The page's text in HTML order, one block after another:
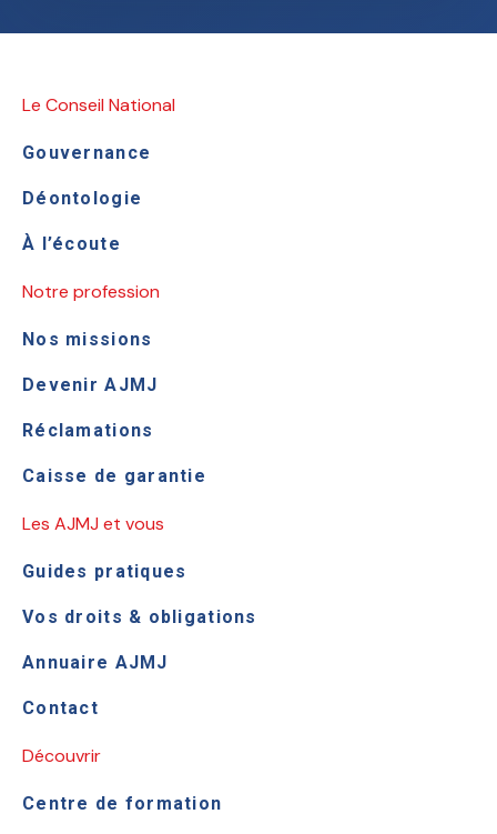
Le Conseil National
Gouvernance
Déontologie
À l’écoute
Notre profession
Nos missions
Devenir AJMJ
Réclamations
Caisse de garantie
Les AJMJ et vous
Guides pratiques
Vos droits & obligations
Annuaire AJMJ
Contact
Découvrir
Centre de formation